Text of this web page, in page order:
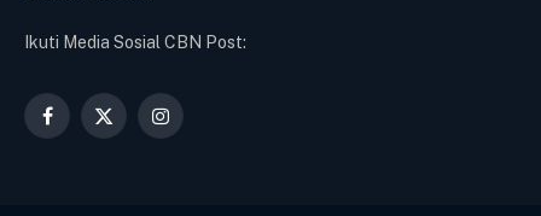
Ikuti Media Sosial CBN Post:
Facebook
X
Instagram